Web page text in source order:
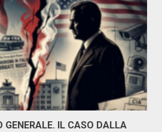
GENERALE. IL CASO DALLA